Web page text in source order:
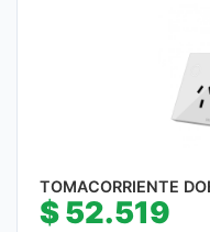
TOMACORRIENTE
$52.519